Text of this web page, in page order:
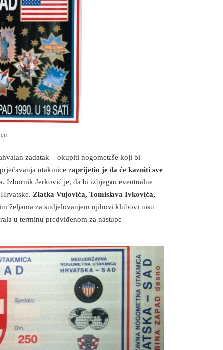
zadatak – okupiti nogometaše koji bi
utakmice zaprijetio je da će kazniti sve
Izbornik Jerković je, da bi izbjegao eventualne
Zlatka Vujovića, Tomislava Ivkovića,
željama za sudjelovanjem njihovi klubovi nisu
u terminu predviđenom za nastupe